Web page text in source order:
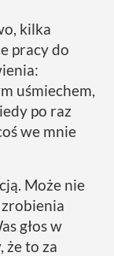
kilka
pracy do
uśmiechem,
po raz
we mnie
Może nie
głos w
że to za